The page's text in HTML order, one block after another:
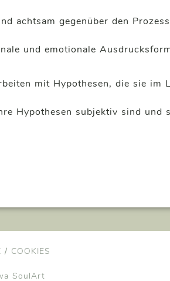
achtsam gegenüber den
und emotionale
mit Hypothesen, die sie im
Hypothesen subjektiv sind und
/ COOKIES
SoulArt